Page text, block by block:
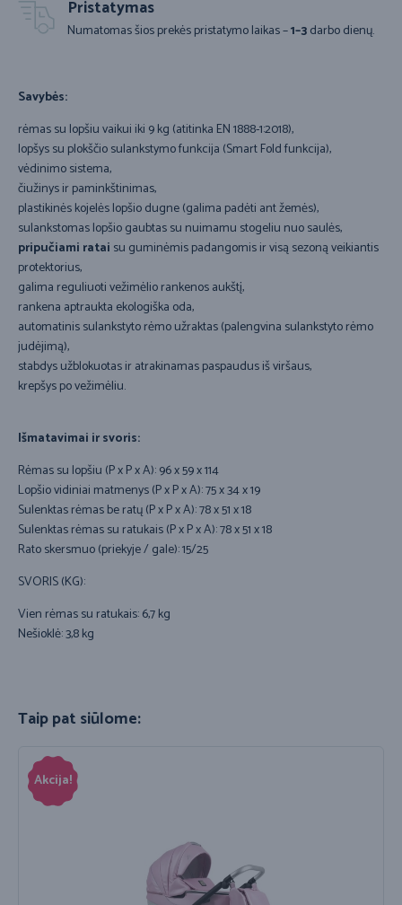
Pristatymas
Numatomas šios prekės pristatymo laikas –1–3darbo dienų.
Savybės:
rėmas su lopšiu vaikui iki 9 kg (atitinka EN 1888-1:2018),
lopšys su plokščio sulankstymo funkcija (Smart Fold funkcija),
vėdinimo sistema,
čiužinys ir paminkštinimas,
plastikinės kojelės lopšio dugne (galima padėti ant žemės),
sulankstomas lopšio gaubtas su nuimamu stogeliu nuo saulės,
pripučiami ratai su guminėmis padangomis ir visą sezoną veikiantis
protektorius,
galima reguliuoti vežimėlio rankenos aukštį,
rankena aptraukta ekologiška oda,
automatinis sulankstyto rėmo užraktas (palengvina sulankstyto rėmo
judėjimą),
stabdys užblokuotas ir atrakinamas paspaudus iš viršaus,
krepšys po vežimėliu.
Išmatavimai ir svoris:
Rėmas su lopšiu (P x P x A): 96 x 59 x 114
Lopšio vidiniai matmenys (P x P x A): 75 x 34 x 19
Sulenktas rėmas be ratų (P x P x A): 78 x 51 x 18
Sulenktas rėmas su ratukais (P x P x A): 78 x 51 x 18
Rato skersmuo (priekyje / gale): 15/25
SVORIS (KG):
Vien rėmas su ratukais: 6,7 kg
Nešioklė: 3,8 kg
Taip pat siūlome:
Akcija!